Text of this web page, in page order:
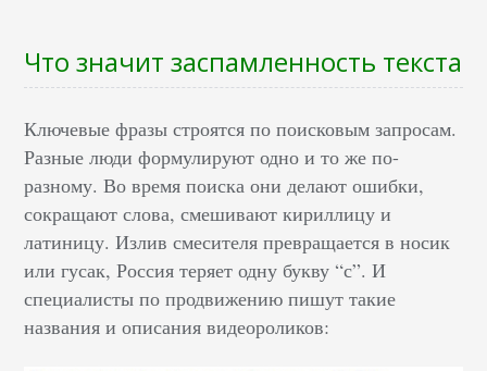
Что значит заспамленность текста
Ключевые фразы строятся по поисковым запросам.
Разные люди формулируют одно и то же по-
разному. Во время поиска они делают ошибки,
сокращают слова, смешивают кириллицу и
латиницу. Излив смесителя превращается в носик
или гусак, Россия теряет одну букву “с”. И
специалисты по продвижению пишут такие
названия и описания видеороликов: